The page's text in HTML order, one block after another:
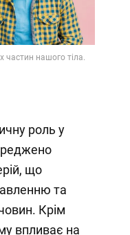
частин нашого тіла.
роль у
що
та
Крім
впливає на